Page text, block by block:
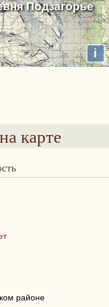
Подзагорье
i
на карте
районе